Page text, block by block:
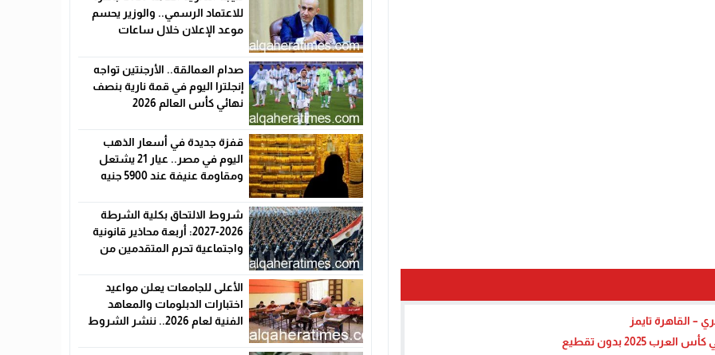
– القاهرة تايمز
بدون تقطيع
للاعتماد الرسمي.. والوزير يحسم
موعد الإعلان خلال ساعات
صدام العمالقة.. الأرجنتين تواجه
إنجلترا اليوم في قمة نارية بنصف
نهائي كأس العالم 2026
قفزة جديدة في أسعار الذهب
اليوم في مصر.. عيار 21 يشتعل
ومقاومة عنيفة عند 5900 جنيه
شروط الالتحاق بكلية الشرطة
2026-2027: أربعة محاذير قانونية
واجتماعية تحرم المتقدمين من
الأعلى للجامعات يعلن مواعيد
اختبارات الدبلومات والمعاهد
الفنية لعام 2026.. ننشر الشروط